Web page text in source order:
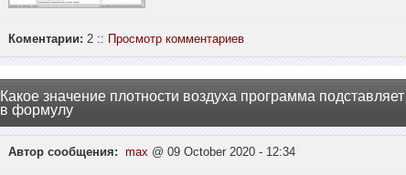
Коментарии: 2 :: Просмотр комментариев
Какое значение плотности воздуха программа подставляет
в формулу
Автор сообщения: max @ 09 October 2020 - 12:34